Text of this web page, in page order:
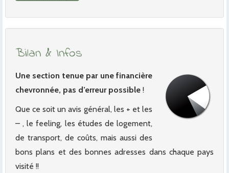
Bilan & Infos
Une section tenue par une financière
chevronnée, pas d’erreur possible !
Que ce soit un avis général, les + et les
– , le feeling, les études de logement,
de transport, de coûts, mais aussi des
bons plans et des bonnes adresses dans chaque pays
visité !!